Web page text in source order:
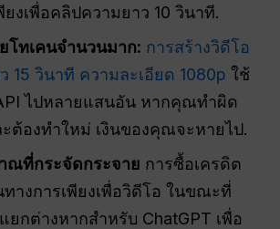
ยงเพื่อคลิปความยาว 10 วินาที.
โทเคนจำนวนมาก: การสร้างวิดีโอ
15 วินาที ความละเอียด 1080p ใช้
ไปหลายแสนอัน หากคุณทำผิด
ต้องทำใหม่ เงินของคุณจะหายไป.
ณที่กระจัดกระจาย การซื้อเครดิต
ทางการเพียงเพื่อวิดีโอ ในขณะที่
ยกต่างหากสำหรับ ChatGPT เพื่อ